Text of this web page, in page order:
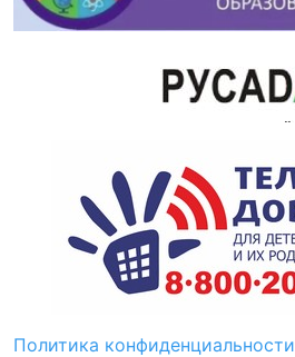
Политика конфиденциальности